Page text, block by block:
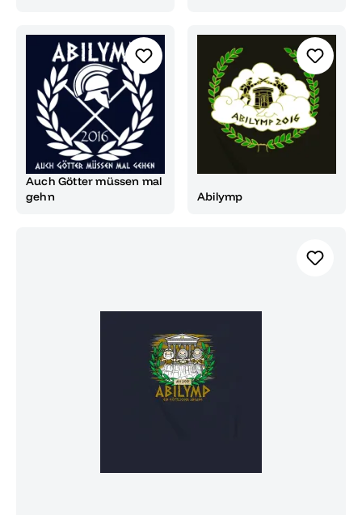
Auch Götter müssen mal
gehn
Abilymp